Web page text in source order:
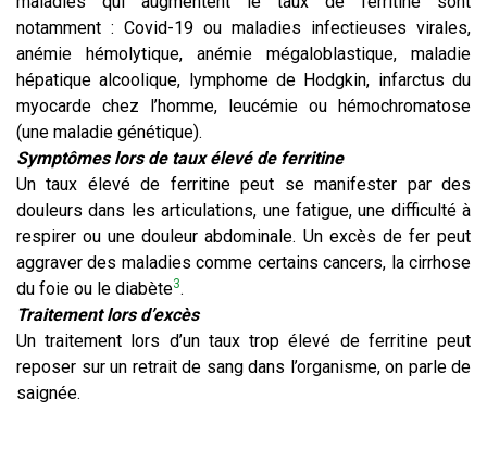
notamment : Covid-19 ou maladies infectieuses virales,
anémie hémolytique, anémie mégaloblastique, maladie
hépatique alcoolique, lymphome de Hodgkin, infarctus du
myocarde chez l’homme, leucémie ou hémochromatose
(une maladie génétique).
Symptômes lors de taux élevé de ferritine
Un taux élevé de ferritine peut se manifester par des
douleurs dans les articulations, une fatigue, une difficulté à
respirer ou une douleur abdominale. Un excès de fer peut
aggraver des maladies comme certains cancers, la cirrhose
du foie ou le diabète3.
Traitement lors d’excès
Un traitement lors d’un taux trop élevé de ferritine peut
reposer sur un retrait de sang dans l’organisme, on parle de
saignée.